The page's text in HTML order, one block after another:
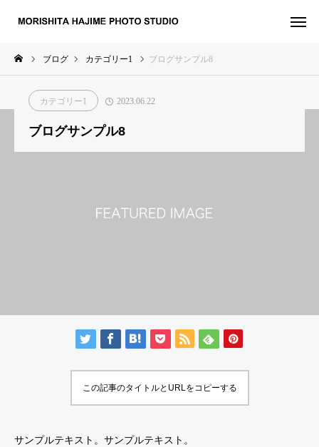
ブログ カテゴリー1 ブログサンプル8
カテゴリー1 2023.06.22
ブログサンプル8
この記事のタイトルとURLをコピーする
サンプルテキスト。サンプルテキスト。